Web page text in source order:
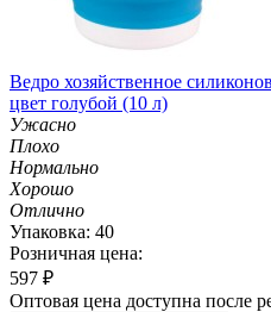
Ведро хозяйственное
цвет голубой (10 л)
Ужасно
Плохо
Нормально
Хорошо
Отлично
Упаковка: 40
Розничная цена:
597 ₽
Оптовая цена доступна после